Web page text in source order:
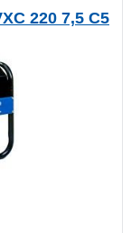
220 7,5 C5